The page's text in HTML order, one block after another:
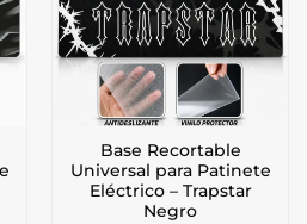
Base Recortable
Universal para Patinete
Eléctrico – Trapstar
Negro